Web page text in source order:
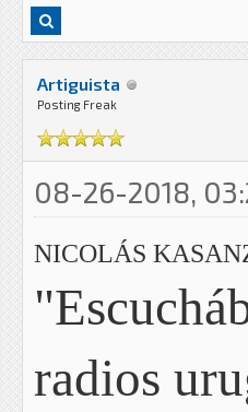
Artiguista
Posting Freak
08-26-2018,
NICOLÁS
radios